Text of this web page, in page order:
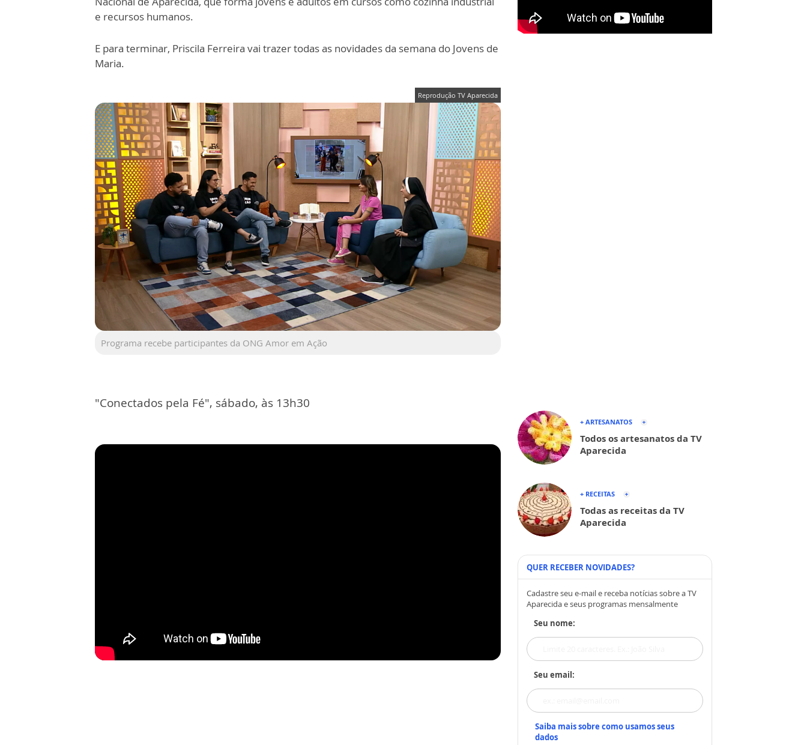
e recursos humanos.
E para terminar, Priscila Ferreira vai trazer todas as novidades da semana do Jovens de
Maria.
Reprodução TV Aparecida
Programa recebe participantes da ONG Amor em Ação
"Conectados pela Fé", sábado, às 13h30
+ ARTESANATOS
Todos os artesanatos da TV
Aparecida
+ RECEITAS
Todas as receitas da TV
Aparecida
QUER RECEBER NOVIDADES?
Cadastre seu e-mail e receba notícias sobre a TV
Aparecida e seus programas mensalmente
Seu nome:
Seu email:
Saiba mais sobre como usamos seus
dados